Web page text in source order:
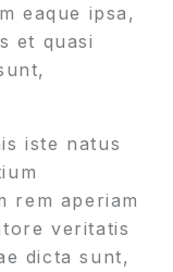
eaque ipsa,
et quasi
iste natus
rem aperiam
veritatis
dicta sunt,